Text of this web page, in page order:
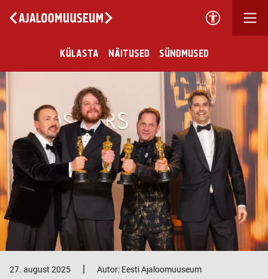
KÜLASTA NÄITUSED SÜNDMUSED
27. august 2025 | Autor: Eesti Ajaloomuuseum